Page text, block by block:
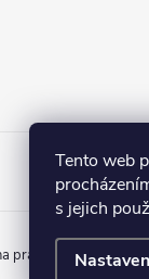
Tento web
s jejich
práva vyhrazena.